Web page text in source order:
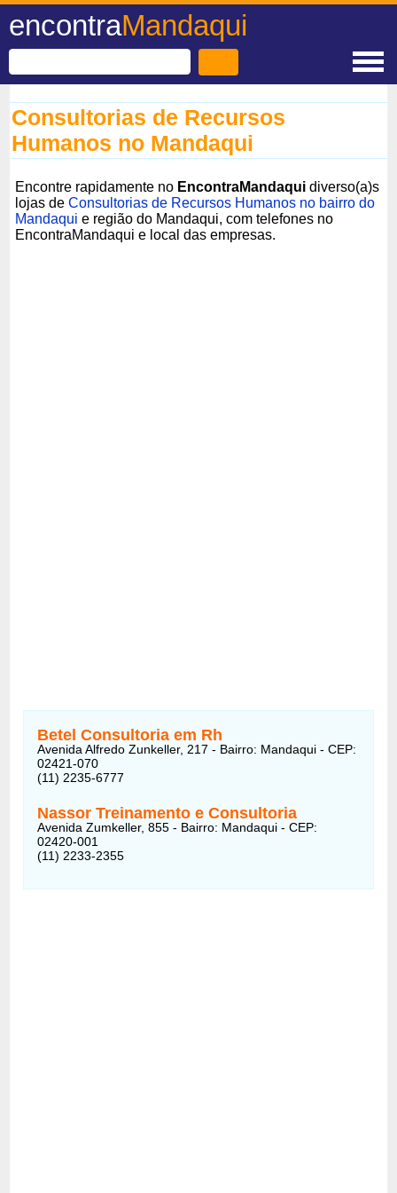
encontraMandaqui
Consultorias de Recursos
Humanos no Mandaqui
Encontre rapidamente no EncontraMandaqui diverso(a)s
lojas deConsultorias de Recursos Humanos no bairro do
Mandaqui e região do Mandaqui, com telefones no
EncontraMandaqui e local das empresas.
Betel Consultoria em Rh
Avenida Alfredo Zunkeller, 217 - Bairro: Mandaqui - CEP:
02421-070
(11) 2235-6777
Nassor Treinamento e Consultoria
Avenida Zumkeller, 855 - Bairro: Mandaqui - CEP:
02420-001
(11) 2233-2355